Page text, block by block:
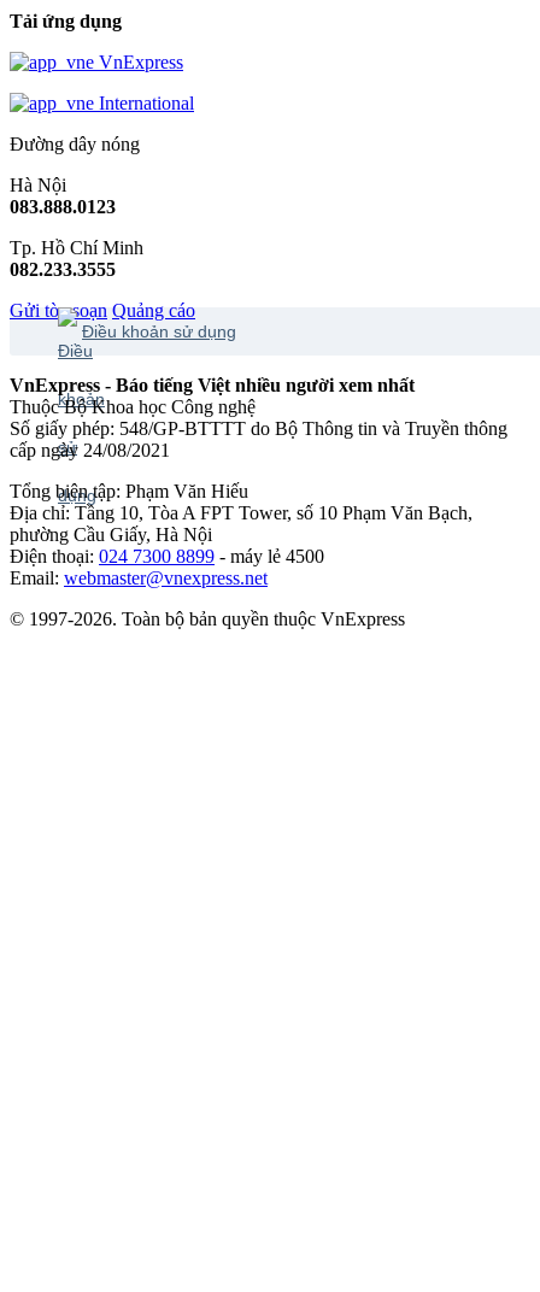
Tải ứng dụng
VnExpress
International
Đường dây nóng
Hà Nội
083.888.0123
Tp. Hồ Chí Minh
082.233.3555
Gửi tòa soạn Quảng cáo
Điều khoản sử dụng
VnExpress - Báo tiếng Việt nhiều người xem nhất
Thuộc Bộ Khoa học Công nghệ
Số giấy phép: 548/GP-BTTTT do Bộ Thông tin và Truyền thông
cấp ngày 24/08/2021
Tổng biên tập: Phạm Văn Hiếu
Địa chỉ: Tầng 10, Tòa A FPT Tower, số 10 Phạm Văn Bạch,
phường Cầu Giấy, Hà Nội
Điện thoại: 024 7300 8899 - máy lẻ 4500
Email: webmaster@vnexpress.net
© 1997-2026. Toàn bộ bản quyền thuộc VnExpress